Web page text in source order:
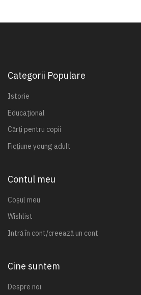
Categorii Populare
Istorie
Educațional
Cărți pentru copii
Ficțiune young adult
Contul meu
Coșul meu
Wishlist
Intră în cont/creează un cont
Cine suntem
Despre noi